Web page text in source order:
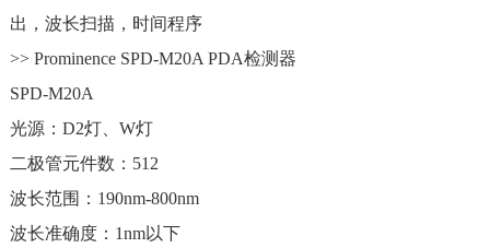
出，波长扫描，时间程序
>> Prominence SPD-M20A PDA检测器
SPD-M20A
光源：D2灯、W灯
二极管元件数：512
波长范围：190nm-800nm
波长准确度：1nm以下